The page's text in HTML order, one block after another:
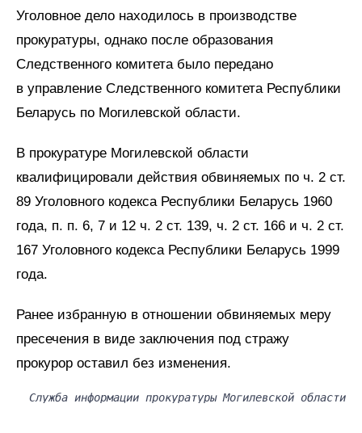
Уголовное дело находилось в производстве
прокуратуры, однако после образования
Следственного комитета было передано
в управление Следственного комитета Республики
Беларусь по Могилевской области.
В прокуратуре Могилевской области
квалифицировали действия обвиняемых по ч. 2 ст.
89 Уголовного кодекса Республики Беларусь 1960
года, п. п. 6, 7 и 12 ч. 2 ст. 139, ч. 2 ст. 166 и ч. 2 ст.
167 Уголовного кодекса Республики Беларусь 1999
года.
Ранее избранную в отношении обвиняемых меру
пресечения в виде заключения под стражу
прокурор оставил без изменения.
Служба информации прокуратуры Могилевской области